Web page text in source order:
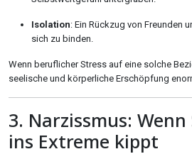
Isolation: Ein Rückzug von Freunden
sich zu binden.
Wenn beruflicher Stress auf eine solche
seelische und körperliche Erschöpfung
3. Narzissmus:
ins Extreme kippt